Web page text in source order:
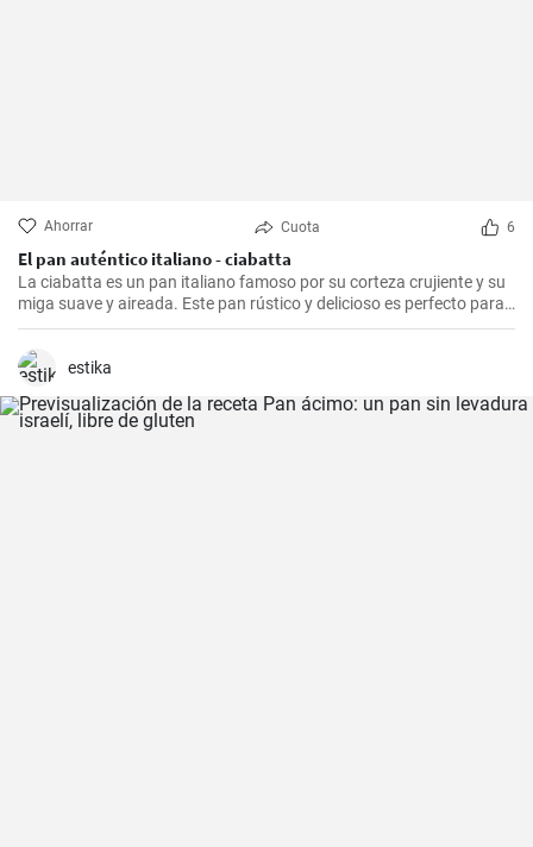
Ahorrar Cuota 6
El pan auténtico italiano - ciabatta
La ciabatta es un pan italiano famoso por su corteza crujiente y su
miga suave y aireada. Este pan rústico y delicioso es perfecto para
acompañar comidas, hacer sándwiches o simplemente disfrutarlo
con un poco de aceite de oliva y sal.
estika